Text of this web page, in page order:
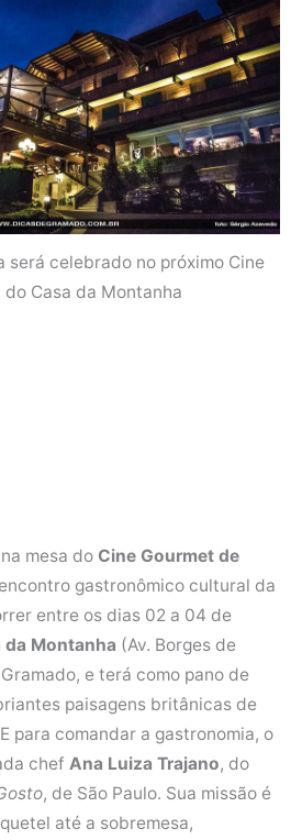
será celebrado no próximo Cine
do Casa da Montanha
mesa do Cine Gourmet de
gastronômico cultural da
entre os dias 02 a 04 de
da Montanha (Av. Borges de
e terá como pano de
paisagens britânicas de
para comandar a gastronomia, o
chef Ana Luiza Trajano, do
, de São Paulo. Sua missão é
até a sobremesa,